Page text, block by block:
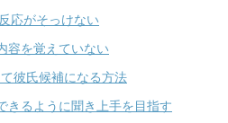
応がそっけない
容を覚えていない
彼氏候補になる方法
きるように聞き上手を目指す